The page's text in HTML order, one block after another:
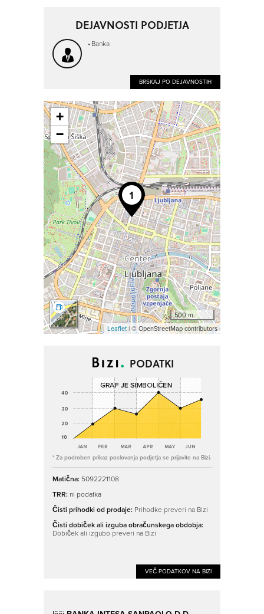
DEJAVNOSTI PODJETJA
Banka
BRSKAJ PO DEJAVNOSTIH
+
−
500 m
Leaflet| © OpenStreetMap contributors
PODATKI
* Za podroben prikaz poslovanja podjetja se prijavite na Bizi.
Matična: 5092221108
TRR: ni podatka
Čisti prihodki od prodaje: Prihodke preveri na Bizi
Čisti dobiček ali izguba obračunskega obdobja:
Dobiček ali izgubo preveri na Bizi
VEČ PODATKOV NA BIZI